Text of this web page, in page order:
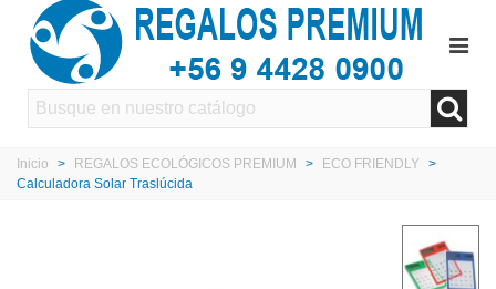
Inicio > REGALOS ECOLÓGICOS PREMIUM > ECO FRIENDLY >
Calculadora Solar Traslúcida